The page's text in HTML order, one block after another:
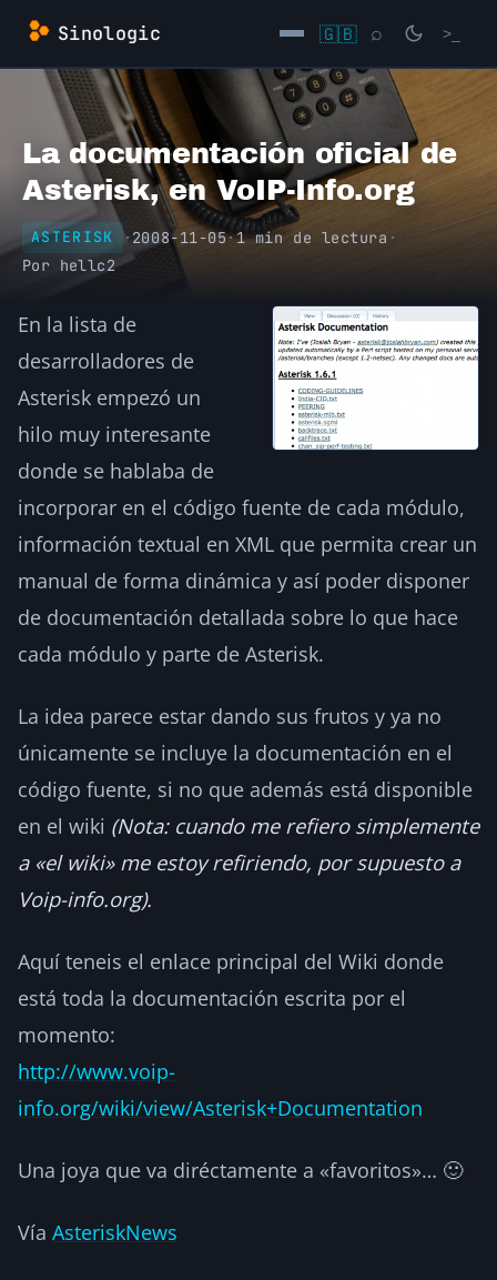
Saltar
contenido
Sinologic 🇬🇧 ⌕ >_
La documentación oficial de
Asterisk, en VoIP-Info.org
ASTERISK · 2008-11-05·1 min de lectura ·
Por hellc2
En la lista de
desarrolladores de
Asterisk empezó un
hilo muy interesante
donde se hablaba de
incorporar en el código fuente de cada módulo,
información textual en XML que permita crear un
manual de forma dinámica y así poder disponer
de documentación detallada sobre lo que hace
cada módulo y parte de Asterisk.
La idea parece estar dando sus frutos y ya no
únicamente se incluye la documentación en el
código fuente, si no que además está disponible
en el wiki (Nota: cuando me refiero simplemente
a «el wiki» me estoy refiriendo, por supuesto a
Voip-info.org).
Aquí teneis el enlace principal del Wiki donde
está toda la documentación escrita por el
momento:
http://www.voip-
info.org/wiki/view/Asterisk+Documentation
Una joya que va diréctamente a «favoritos»… 🙂
Vía AsteriskNews